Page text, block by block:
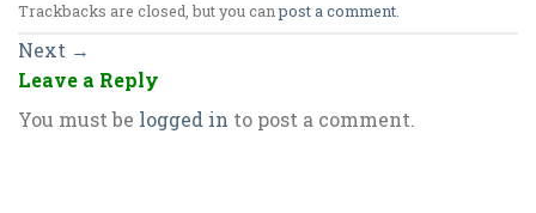
Trackbacks are closed, but you canpost a comment
Next →
Leave a Reply
You must be logged in to post a comment.